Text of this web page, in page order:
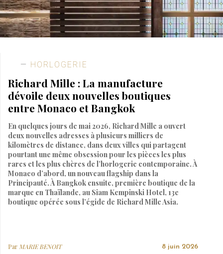
HORLOGERIE
Richard Mille : La manufacture
dévoile deux nouvelles boutiques
entre Monaco et Bangkok
En quelques jours de mai 2026, Richard Mille a ouvert
deux nouvelles adresses à plusieurs milliers de
kilomètres de distance, dans deux villes qui partagent
pourtant une même obsession pour les pièces les plus
rares et les plus chères de l’horlogerie contemporaine. À
Monaco d’abord, un nouveau flagship dans la
Principauté. À Bangkok ensuite, première boutique de la
marque en Thaïlande, au Siam Kempinski Hotel, 13e
boutique opérée sous l’égide de Richard Mille Asia.
Par MARIE BENOIT 8 juin 2026